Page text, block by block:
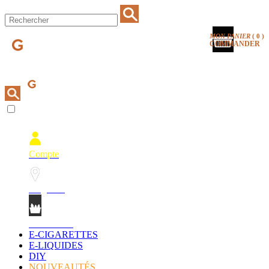
MON PANIER ( 0 )
COMMANDER
Compte
E-CIGARETTES
E-LIQUIDES
DIY
NOUVEAUTÉS